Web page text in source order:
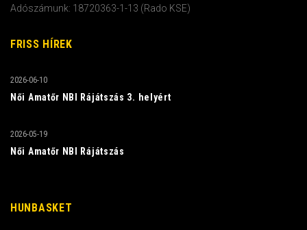
Adószámunk: 18720363-1-13 (Rado KSE)
FRISS HÍREK
Női Amatőr NBI Rájátszás 3. helyért
2026-06-10
Női Amatőr NBI Rájátszás
2026-05-19
HUNBASKET